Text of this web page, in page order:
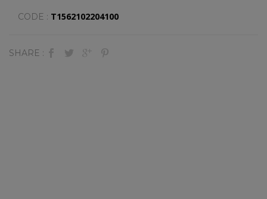
CODE : T1562102204100
SHARE :